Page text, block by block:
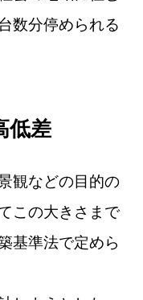
数分停められる
低差
観などの目的の
この大きさまで
基準法で定めら